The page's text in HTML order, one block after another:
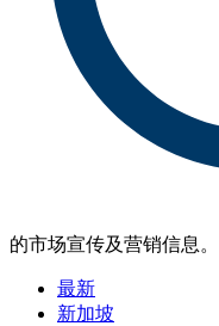
的市场宣传及营销信息。
最新
新加坡